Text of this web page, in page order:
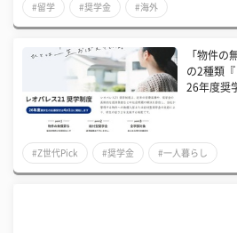
#留学 #奨学金 #海外
「物件の
の2種類
26年度奨
#Z世代Pick #奨学金 #一人暮らし